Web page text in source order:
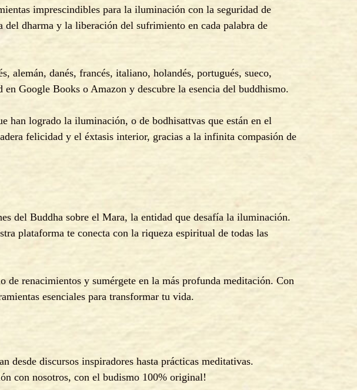
imprescindibles para la iluminación con la seguridad de
dharma y la liberación del sufrimiento en cada palabra de
alemán, danés, francés, italiano, holandés, portugués, sueco,
Google Books o Amazon y descubre la esencia del buddhismo.
han logrado la iluminación, o de bodhisattvas que están en el
felicidad y el éxtasis interior, gracias a la infinita compasión de
del Buddha sobre el Mara, la entidad que desafía la iluminación.
plataforma te conecta con la riqueza espiritual de todas las
renacimientos y sumérgete en la más profunda meditación. Con
esenciales para transformar tu vida.
desde discursos inspiradores hasta prácticas meditativas.
con nosotros, con el budismo 100% original!